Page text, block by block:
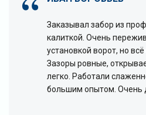
Заказывал забор из
калиткой. Очень
установкой ворот, но
Зазоры ровные,
легко. Работали
большим опытом. Очень